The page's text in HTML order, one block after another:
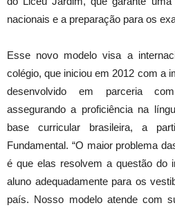
nacionais e a preparação para os
Esse novo modelo visa a
colégio, que iniciou em 2012 com a
desenvolvido em parceria
assegurando a proficiência na
base curricular brasileira, a
Fundamental. “O maior problema
é que elas resolvem a questão do
aluno adequadamente para os
país. Nosso modelo atende com